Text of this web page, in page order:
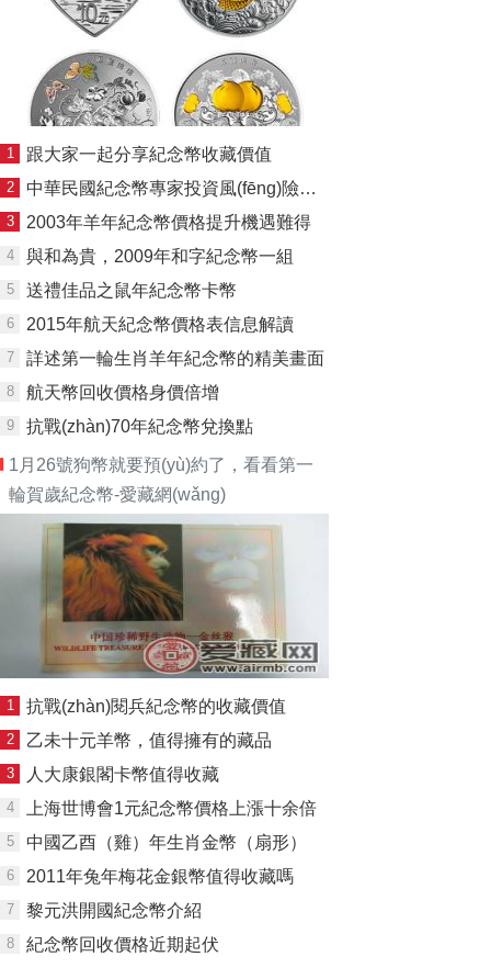
1 跟大家一起分享紀念幣收藏價值
2 中華民國紀念幣專家投資風(fēng)險分析
3 2003年羊年紀念幣價格提升機遇難得
4 與和為貴，2009年和字紀念幣一組
5 送禮佳品之鼠年紀念幣卡幣
6 2015年航天紀念幣價格表信息解讀
7 詳述第一輪生肖羊年紀念幣的精美畫面
8 航天幣回收價格身價倍增
9 抗戰(zhàn)70年紀念幣兌換點
1月26號狗幣就要預(yù)約了，看看第一
輪賀歲紀念幣-愛藏網(wǎng)
1 抗戰(zhàn)閱兵紀念幣的收藏價值
2 乙未十元羊幣，值得擁有的藏品
3 人大康銀閣卡幣值得收藏
4 上海世博會1元紀念幣價格上漲十余倍
5 中國乙酉（雞）年生肖金幣（扇形）
6 2011年兔年梅花金銀幣值得收藏嗎
7 黎元洪開國紀念幣介紹
8 紀念幣回收價格近期起伏